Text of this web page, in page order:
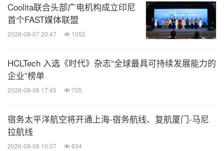
Coolita联合头部广电机构成立印尼
首个FAST媒体联盟
2026-08-07 20:47 1052
HCLTech 入选《时代》杂志“全球最具可持续发展能力的
企业”榜单
2026-08-08 17:45 705
宿务太平洋航空将开通上海-宿务航线、复航厦门-马尼
拉航线
2026-08-08 10:07 634